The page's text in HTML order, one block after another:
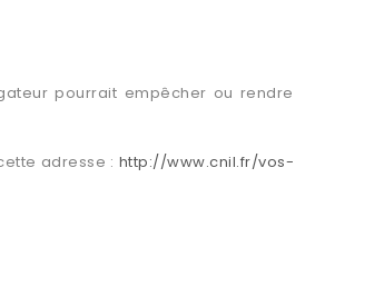
pourrait empêcher ou rendre
adresse : http://www.cnil.fr/vos-